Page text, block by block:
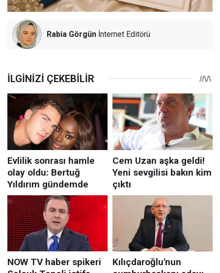
Rabia Görgün İnternet Editörü